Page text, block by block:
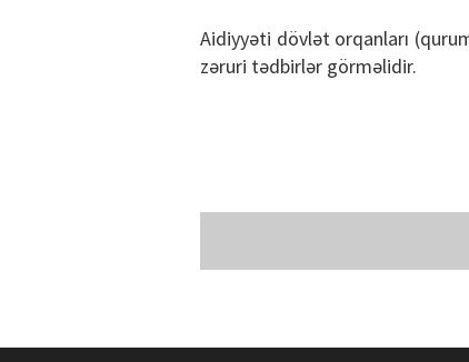
Aidiyyəti dövlət orqanları
zəruri tədbirlər görməlidir.